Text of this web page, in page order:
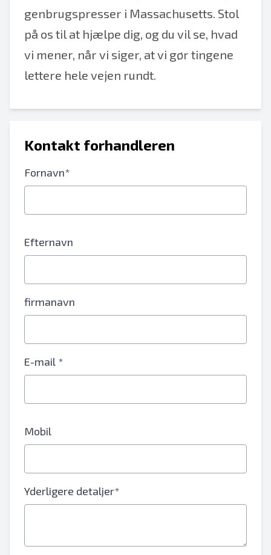
genbrugspresser i Massachusetts. Stol
på os til at hjælpe dig, og du vil se, hvad
vi mener, når vi siger, at vi gør tingene
lettere hele vejen rundt.
Kontakt forhandleren
Fornavn*
Efternavn
firmanavn
E-mail *
Mobil
Yderligere detaljer*